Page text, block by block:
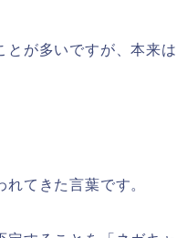
とが多いですが、本来は
てきた言葉です。